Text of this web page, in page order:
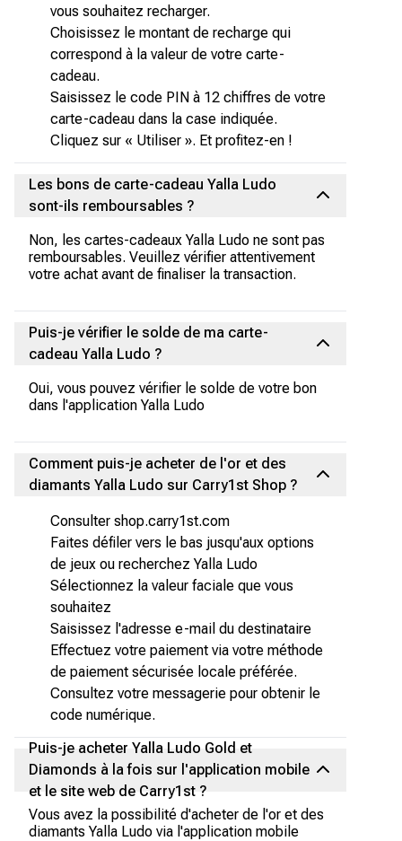
vous souhaitez recharger.
Choisissez le montant de recharge qui
correspond à la valeur de votre carte-
cadeau.
Saisissez le code PIN à 12 chiffres de votre
carte-cadeau dans la case indiquée.
Cliquez sur « Utiliser ». Et profitez-en !
Les bons de carte-cadeau Yalla Ludo
sont-ils remboursables ?
Non, les cartes-cadeaux Yalla Ludo ne sont pas
remboursables. Veuillez vérifier attentivement
votre achat avant de finaliser la transaction.
Puis-je vérifier le solde de ma carte-
cadeau Yalla Ludo ?
Oui, vous pouvez vérifier le solde de votre bon
dans l'application Yalla Ludo
Comment puis-je acheter de l'or et des
diamants Yalla Ludo sur Carry1st Shop ?
Consulter shop.carry1st.com
Faites défiler vers le bas jusqu'aux options
de jeux ou recherchez Yalla Ludo
Sélectionnez la valeur faciale que vous
souhaitez
Saisissez l'adresse e-mail du destinataire
Effectuez votre paiement via votre méthode
de paiement sécurisée locale préférée.
Consultez votre messagerie pour obtenir le
code numérique.
Puis-je acheter Yalla Ludo Gold et
Diamonds à la fois sur l'application mobile
et le site web de Carry1st ?
Vous avez la possibilité d'acheter de l'or et des
diamants Yalla Ludo via l'application mobile